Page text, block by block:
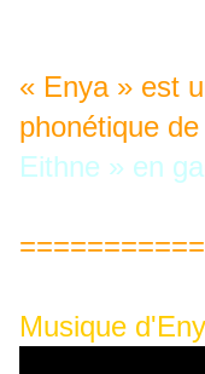
« Enya » est
phonétique
Eithne » en
Musique